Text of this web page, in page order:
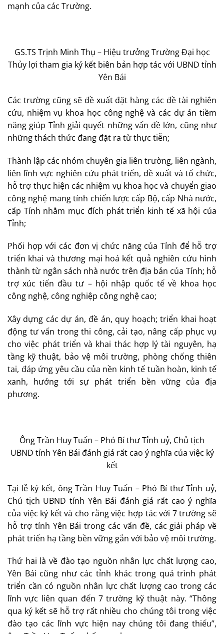
mạnh của các Trường.
GS.TS Trịnh Minh Thụ – Hiệu trưởng Trường Đại học
Thủy lợi tham gia ký kết biên bản hợp tác với UBND tỉnh
Yên Bái
Các trường cũng sẽ đề xuất đặt hàng các đề tài nghiên
cứu, nhiệm vụ khoa học công nghệ và các dự án tiềm
năng giúp Tỉnh giải quyết những vấn đề lớn, cũng như
những thách thức đang đặt ra từ thực tiễn;
Thành lập các nhóm chuyên gia liên trường, liên ngành,
liên lĩnh vực nghiên cứu phát triển, đề xuất và tổ chức,
hỗ trợ thực hiện các nhiệm vụ khoa học và chuyển giao
công nghệ mang tính chiến lược cấp Bộ, cấp Nhà nước,
cấp Tỉnh nhằm mục đích phát triển kinh tế xã hội của
Tỉnh;
Phối hợp với các đơn vị chức năng của Tỉnh để hỗ trợ
triển khai và thương mại hoá kết quả nghiên cứu hình
thành từ ngân sách nhà nước trên địa bản của Tỉnh; hỗ
trợ xúc tiến đầu tư – hội nhập quốc tế về khoa học
công nghệ, công nghiệp công nghệ cao;
Xây dựng các dự án, đề án, quy hoạch; triển khai hoạt
động tư vấn trong thi công, cải tạo, nâng cấp phục vụ
cho việc phát triển và khai thác hợp lý tài nguyên, hạ
tầng kỹ thuật, bảo vệ môi trường, phòng chống thiên
tai, đáp ứng yêu cầu của nền kinh tế tuần hoàn, kinh tế
xanh, hướng tới sự phát triển bền vững của địa
phương.
Ông Trần Huy Tuấn – Phó Bí thư Tỉnh uỷ, Chủ tịch
UBND tỉnh Yên Bái đánh giá rất cao ý nghĩa của việc ký
kết
Tại lễ ký kết, ông Trần Huy Tuấn – Phó Bí thư Tỉnh uỷ,
Chủ tịch UBND tỉnh Yên Bái đánh giá rất cao ý nghĩa
của việc ký kết và cho rằng việc hợp tác với 7 trường sẽ
hỗ trợ tỉnh Yên Bái trong các vấn đề, các giải pháp về
phát triển hạ tầng bền vững gắn với bảo vệ môi trường.
Thứ hai là về đào tạo nguồn nhân lực chất lượng cao,
Yên Bái cũng như các tỉnh khác trong quá trình phát
triển cần có nguồn nhân lực chất lượng cao trong các
lĩnh vực liên quan đến 7 trường kỹ thuật này. “Thông
qua ký kết sẽ hỗ trợ rất nhiều cho chúng tôi trong việc
đào tạo các lĩnh vực hiện nay chúng tôi đang thiếu”,